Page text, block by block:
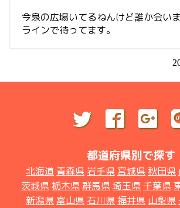
今泉の広場いてるねんけど誰か会い
ラインで待ってます。
都道府県別で探す
北海道 青森県 岩手県 宮城県 秋田県
茨城県 栃木県群馬県埼玉県 千葉県
新潟県 富山県 石川県福井県 山梨県